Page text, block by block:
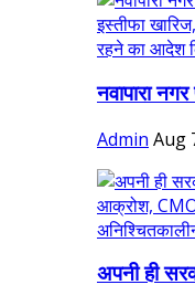
नवापारा
Admin Aug
अपनी ही